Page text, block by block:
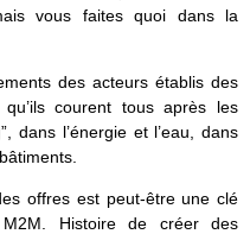
vous faites quoi dans la
des acteurs établis des
courent tous après les
dans l’énergie et l’eau, dans
offres est peut-être une clé
Histoire de créer des